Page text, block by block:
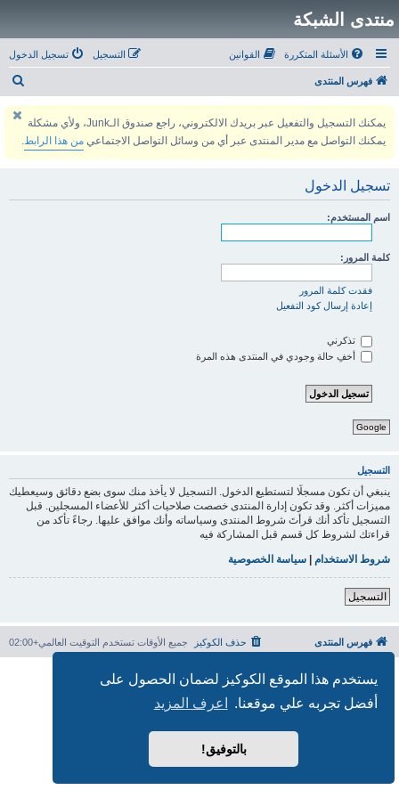
يستخدم هذا الموقع الكوكيز لضمان الحصول على
أفضل تجربه علي موقعنا.
اعرف المزيد
بالتوفيق!
منتدى الشبكة
الأسئلة المتكررة القوانين تسجيل الدخول التسجيل
فهرس المنتدى
يمكنك التسجيل والتفعيل عبر بريدك الالكتروني، راجع صندوق الـJunk، ولأي مشكلة
يمكنك التواصل مع مدير المنتدى عبر أي من وسائل التواصل الاجتماعي من هذا الرابط.
تسجيل الدخول
اسم المستخدم:
كلمة المرور:
فقدت كلمة المرور
إعادة إرسال كود التفعيل
تذكرني
أخفِ حالة وجودي في المنتدى هذه المرة
Google
التسجيل
ينبغي أن تكون مسجلًا لتستطيع الدخول. التسجيل لا يأخذ منك سوى بضع دقائق وسيعطيك
مميزات أكثر. وقد تكون إدارة المنتدى خصصت صلاحيات أكثر للأعضاء المسجلين. قبل
التسجيل تأكد أنك قرأتَ شروط المنتدى وسياساته وأنك موافق عليها. رجاءً تأكد من
قراءتك لشروط كل قسم قبل المشاركة فيه
شروط الاستخدام | سياسة الخصوصية
التسجيل
فهرس المنتدى جميع الأوقات تستخدم التوقيت العالمي+02:00 حذف الكوكيز
بدعم من phpBB
® Forum Software © phpBB Limited
الترجمة برعاية
المنتديات العربية
الخصوصية| الشروط